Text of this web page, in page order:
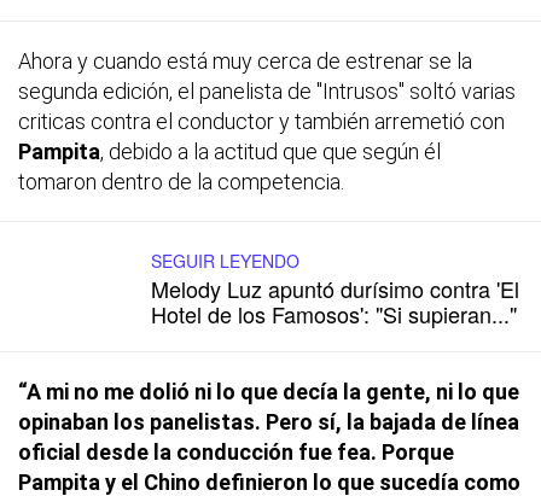
Ahora y cuando está muy cerca de estrenar se la
segunda edición, el panelista de "Intrusos" soltó varias
criticas contra el conductor y también arremetió con
Pampita, debido a la actitud que que según él
tomaron dentro de la competencia.
SEGUIR LEYENDO
Melody Luz apuntó durísimo contra 'El
Hotel de los Famosos': "Si supieran..."
“A mi no me dolió ni lo que decía la gente, ni lo que
opinaban los panelistas. Pero sí, la bajada de línea
oficial desde la conducción fue fea. Porque
Pampita y el Chino definieron lo que sucedía como